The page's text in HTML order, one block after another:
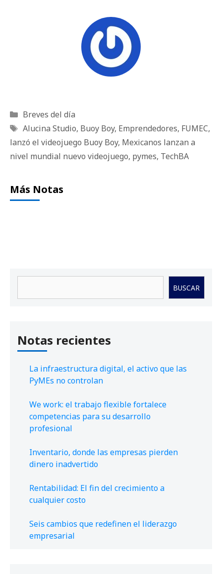
Categorías
Breves del día
Etiquetas
Alucina Studio, Buoy Boy, Emprendedores, FUMEC,
lanzó el videojuego Buoy Boy, Mexicanos lanzan a
nivel mundial nuevo videojuego, pymes, TechBA
Más Notas
BUSCAR
Notas recientes
La infraestructura digital, el activo que las
PyMEs no controlan
We work: el trabajo flexible fortalece
competencias para su desarrollo
profesional
Inventario, donde las empresas pierden
dinero inadvertido
Rentabilidad: El fin del crecimiento a
cualquier costo
Seis cambios que redefinen el liderazgo
empresarial